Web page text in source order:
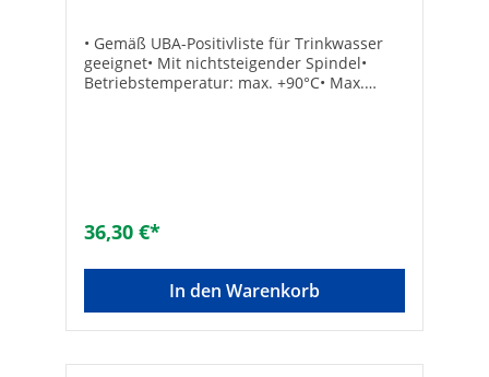
• Gemäß UBA-Positivliste für Trinkwasser
geeignet• Mit nichtsteigender Spindel•
Betriebstemperatur: max. +90°C• Max.
mmMarke: SCHLÖSSEREAN: 4044997115923
36,30 €*
In den Warenkorb